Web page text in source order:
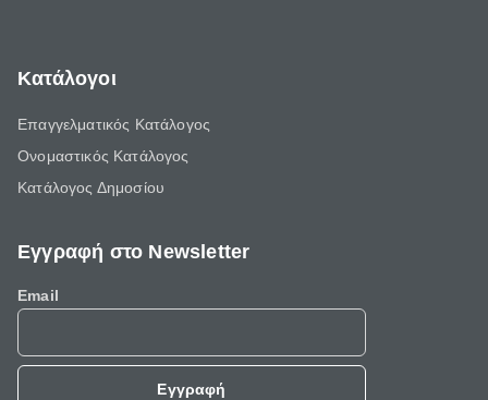
Κατάλογοι
Επαγγελματικός Κατάλογος
Ονομαστικός Κατάλογος
Κατάλογος Δημοσίου
Εγγραφή στο Newsletter
Email
Εγγραφή